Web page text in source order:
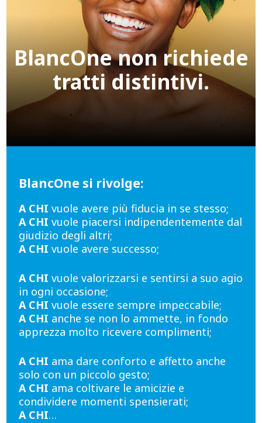
BlancOne non richiede
tratti distintivi.
BlancOne si rivolge:
A CHI vuole avere più fiducia in se stesso;
A CHI vuole piacersi indipendentemente dal
giudizio degli altri;
A CHI vuole avere successo;
A CHI vuole valorizzarsi e sentirsi a suo agio
in ogni occasione;
A CHI vuole essere sempre impeccabile;
A CHI anche se non lo ammette, in fondo
apprezza molto ricevere complimenti;
A CHI ama dare conforto e affetto anche
solo con un piccolo gesto;
A CHI ama coltivare le amicizie e
condividere momenti spensierati;
A CHI…